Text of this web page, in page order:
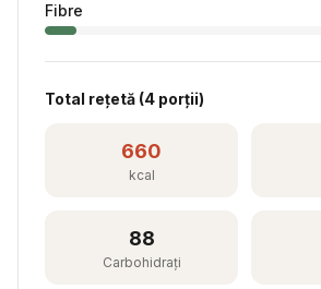
Fibre
Total rețetă (4 porții)
660
kcal
88
Carbohidrați